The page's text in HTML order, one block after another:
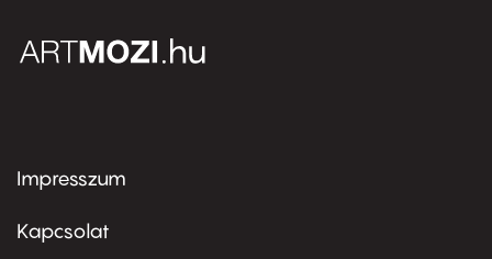
Footer
first
Impresszum
Kapcsolat